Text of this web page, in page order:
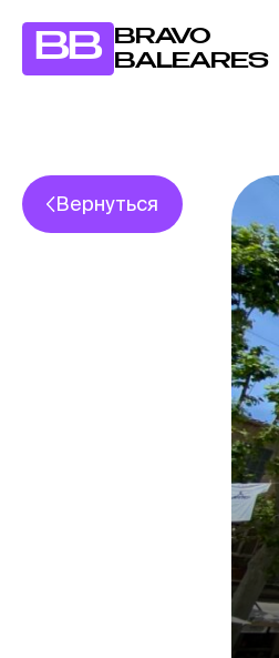
BB
BRAVO
BALEARES
Вернуться